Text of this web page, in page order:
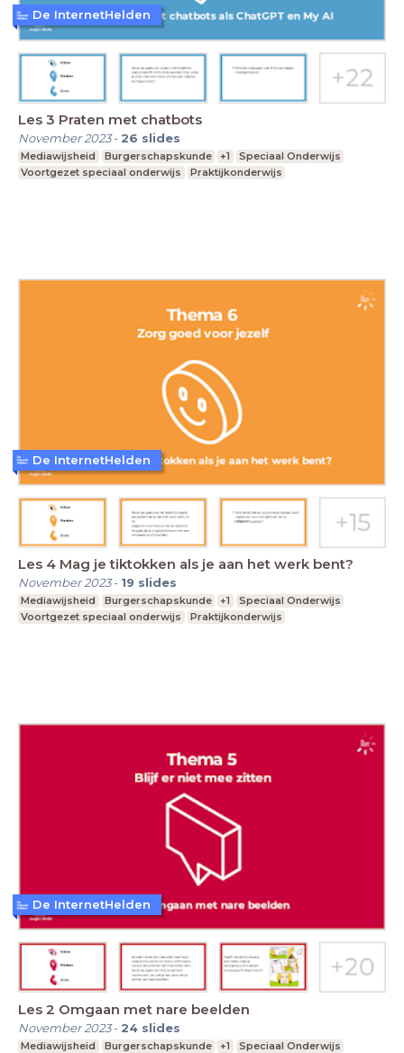
Les 3 Praten met chatbots
November 2023- 26 slides
Mediawijsheid Burgerschapskunde +1
Speciaal Onderwijs
Voortgezet speciaal onderwijs
Praktijkonderwijs
De InternetHelden
Les 4 Mag je tiktokken als je aan het werk bent?
November 2023- 19 slides
Mediawijsheid Burgerschapskunde +1
Speciaal Onderwijs
Voortgezet speciaal onderwijs
Praktijkonderwijs
De InternetHelden
Les 2 Omgaan met nare beelden
November 2023- 24 slides
Mediawijsheid Burgerschapskunde +1
Speciaal Onderwijs
De InternetHelden